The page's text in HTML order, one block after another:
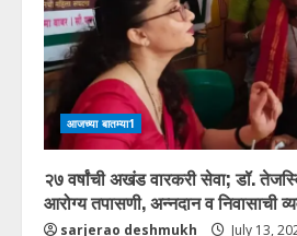
आजच्या बातम्या1
२७ वर्षांची अखंड वारकरी सेवा; डॉ.
आरोग्य तपासणी, अन्नदान व निवासाची
sarjerao deshmukh July 13,